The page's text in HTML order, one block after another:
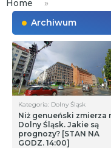
Home
»
Archiwum
Kategoria: Dolny Śląsk
Niż genueński zmierza
Dolny Śląsk. Jakie są
prognozy? [STAN NA
GODZ. 14:00]